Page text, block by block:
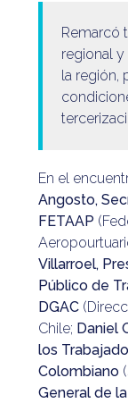
Remarcó
regional
la región,
En el
Angosto,
FETAAP
Villarroel,
Público de
DGAC
Chile; Daniel
los
Colombiano
General de